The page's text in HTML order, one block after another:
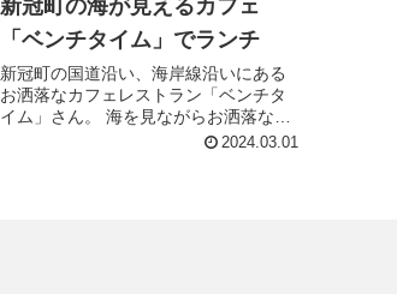
新冠町の海が見えるカフェ
「ベンチタイム」でランチ
新冠町の国道沿い、海岸線沿いにある
お洒落なカフェレストラン「ベンチタ
イム」さん。 海を見ながらお洒落な手
作りランチをいただけるので、かなり
2024.03.01